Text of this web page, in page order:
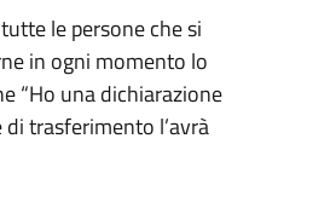
le persone che si
in ogni momento lo
“Ho una dichiarazione
trasferimento l’avrà